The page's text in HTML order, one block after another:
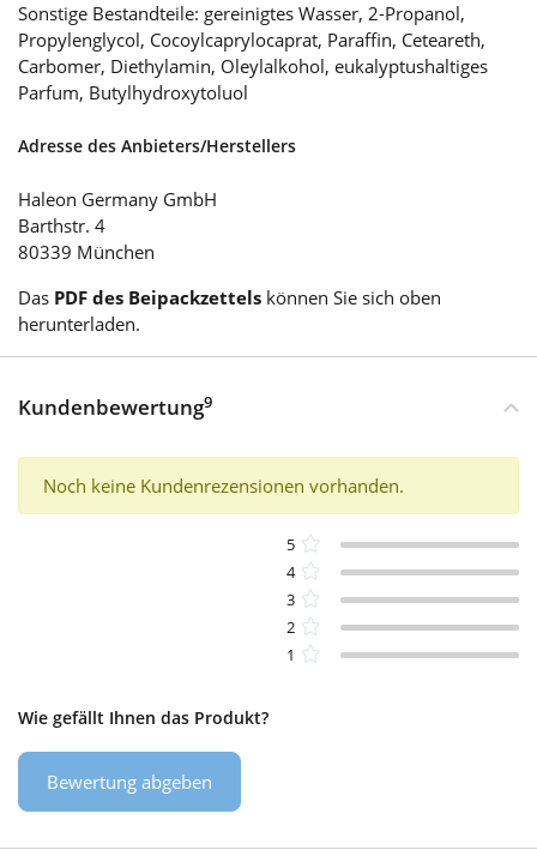
Sonstige Bestandteile: gereinigtes Wasser, 2-Propanol,
Propylenglycol, Cocoylcaprylocaprat, Paraffin, Ceteareth,
Carbomer, Diethylamin, Oleylalkohol, eukalyptushaltiges
Parfum, Butylhydroxytoluol
Adresse des Anbieters/Herstellers
Haleon Germany GmbH
Barthstr. 4
80339 München
Das PDF des Beipackzettels können Sie sich oben
herunterladen.
Kundenbewertung9
Noch keine Kundenrezensionen vorhanden.
5
4
3
2
1
Wie gefällt Ihnen das Produkt?
Bewertung abgeben